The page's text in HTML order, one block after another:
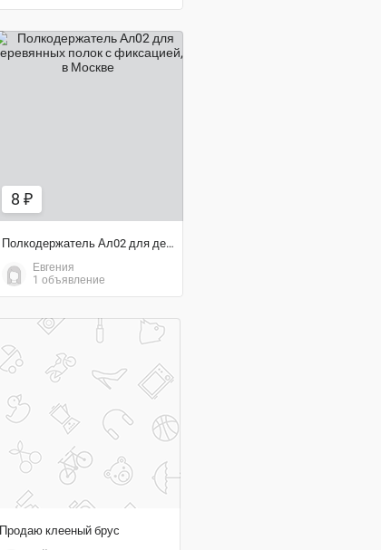
8 ₽
Полкодержатель Ал02 для деревянных полок с фиксацией
Евгения
1 объявление
Продаю клееный брус
договорная цена